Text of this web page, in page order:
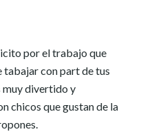
por el trabajo que
tabajar con part de tus
muy divertido y
chicos que gustan de la